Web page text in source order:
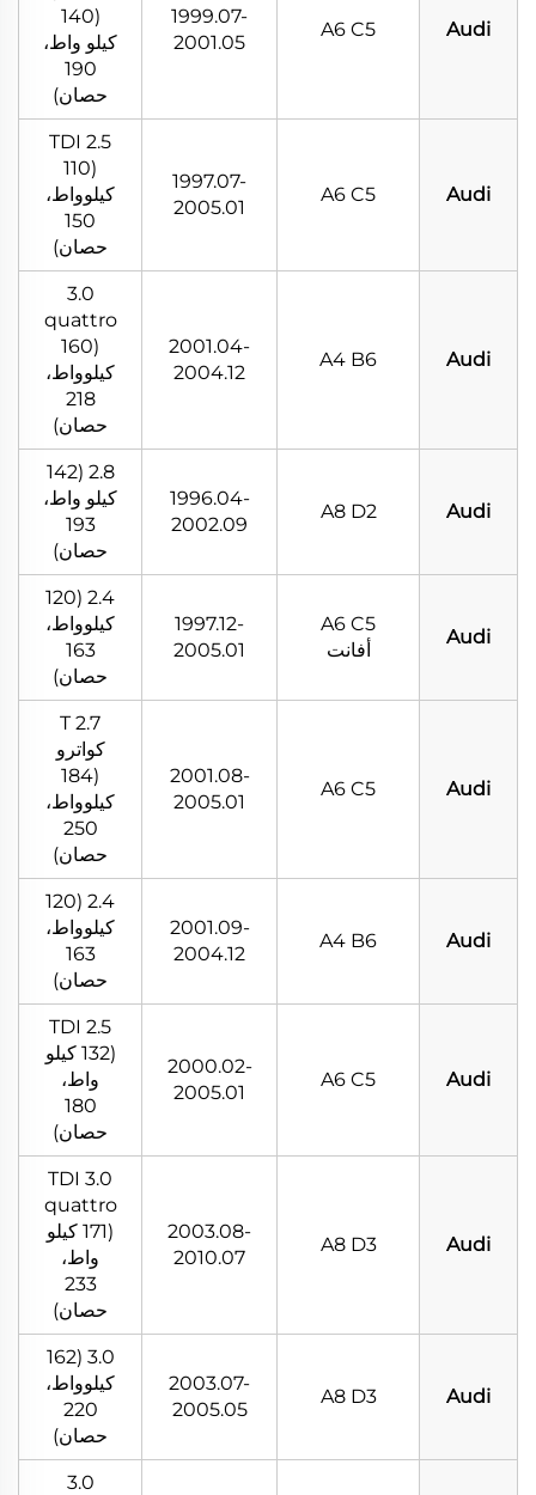
Audi
A6 C5
1999.07-
2001.05
(140
كيلو واط،
190
حصان)
Audi
A6 C5
1997.07-
2005.01
2.5 TDI
(110
كيلوواط،
150
حصان)
Audi
A4 B6
2001.04-
2004.12
3.0
quattro
(160
كيلوواط،
218
حصان)
Audi
A8 D2
1996.04-
2002.09
2.8 (142
كيلو واط،
193
حصان)
Audi
A6 C5
أفانت
1997.12-
2005.01
2.4 (120
كيلوواط،
163
حصان)
Audi
A6 C5
2001.08-
2005.01
2.7 T
كواترو
(184
كيلوواط،
250
حصان)
Audi
A4 B6
2001.09-
2004.12
2.4 (120
كيلوواط،
163
حصان)
Audi
A6 C5
2000.02-
2005.01
2.5 TDI
(132 كيلو
واط،
180
حصان)
Audi
A8 D3
2003.08-
2010.07
3.0 TDI
quattro
(171 كيلو
واط،
233
حصان)
Audi
A8 D3
2003.07-
2005.05
3.0 (162
كيلوواط،
220
حصان)
3.0